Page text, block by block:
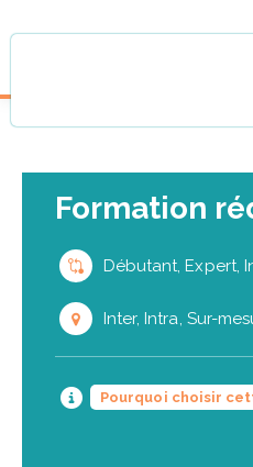
Formation
Débutant, Expert,
Inter, Intra, Sur-
Pourquoi choisir